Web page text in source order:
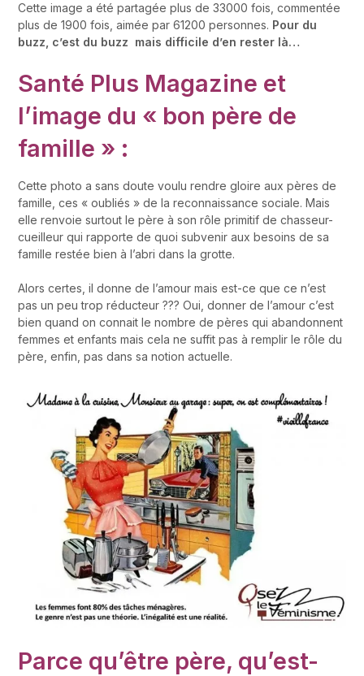
Cette image a été partagée plus de 33000 fois, commentée
plus de 1900 fois, aimée par 61200 personnes. Pour du
buzz, c’est du buzz mais difficile d’en rester là…
Santé Plus Magazine et
l’image du « bon père de
famille » :
Cette photo a sans doute voulu rendre gloire aux pères de
famille, ces « oubliés » de la reconnaissance sociale. Mais
elle renvoie surtout le père à son rôle primitif de chasseur-
cueilleur qui rapporte de quoi subvenir aux besoins de sa
famille restée bien à l’abri dans la grotte.
Alors certes, il donne de l’amour mais est-ce que ce n’est
pas un peu trop réducteur ??? Oui, donner de l’amour c’est
bien quand on connait le nombre de pères qui abandonnent
femmes et enfants mais cela ne suffit pas à remplir le rôle du
père, enfin, pas dans sa notion actuelle.
Parce qu’être père, qu’est-